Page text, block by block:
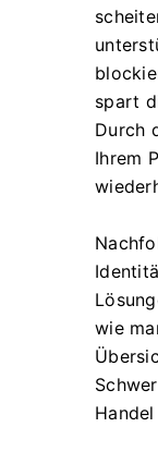
spart
Durch
Ihrem
wie